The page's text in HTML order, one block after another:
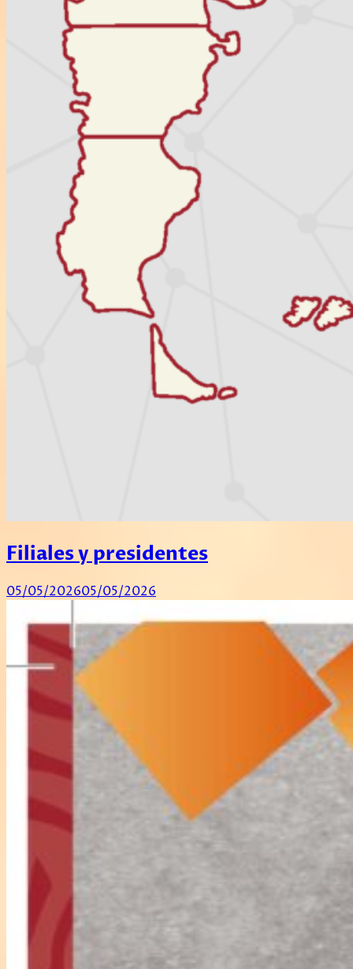
Filiales y presidentes
05/05/202605/05/2026